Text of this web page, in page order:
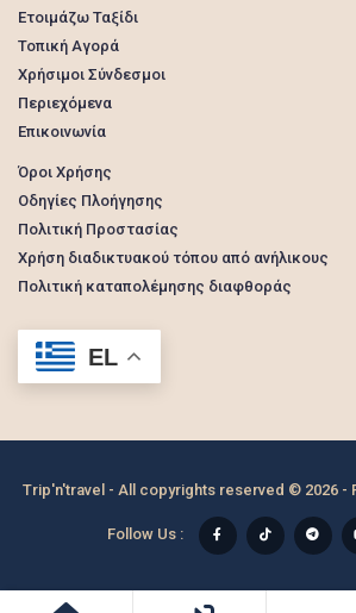
Ετοιμάζω Ταξίδι
Τοπική Αγορά
Χρήσιμοι Σύνδεσμοι
Περιεχόμενα
Επικοινωνία
Όροι Χρήσης
Οδηγίες Πλοήγησης
Πολιτική Προστασίας
Χρήση διαδικτυακού τόπου από ανήλικους
Πολιτική καταπολέμησης διαφθοράς
EL
Trip'n'travel - All copyrights reserved © 2026 -
Follow Us :